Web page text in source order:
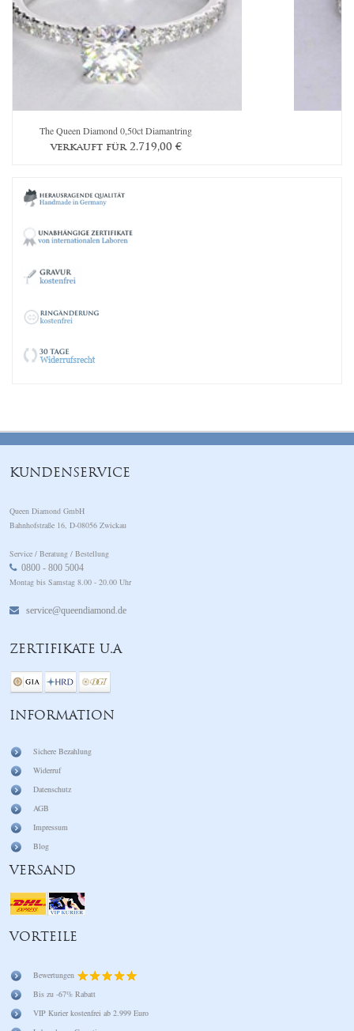
The Queen Diamond 0,50ct Diamantring
verkauft für 2.719,00 €
KUNDENSERVICE
Queen Diamond GmbH
Bahnhofstraße 16, D-08056 Zwickau
Service / Beratung / Bestellung
0800 - 800 5004
Montag bis Samstag 8.00 - 20.00 Uhr
service@queendiamond.de
ZERTIFIKATE U.A
INFORMATION
Sichere Bezahlung
Widerruf
Datenschutz
AGB
Impressum
Blog
VERSAND
VORTEILE
Bewertungen
Bis zu -67% Rabatt
VIP Kurier kostenfrei ab 2.999 Euro